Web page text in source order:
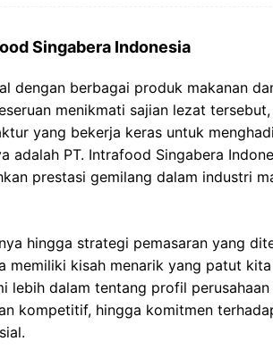
Singabera Indonesia
dengan berbagai produk makanan
menikmati sajian lezat
yang bekerja keras untuk
adalah PT. Intrafood Singabera
prestasi gemilang dalam industri
hingga strategi pemasaran yang
memiliki kisah menarik yang patut
lebih dalam tentang profil
kompetitif, hingga komitmen